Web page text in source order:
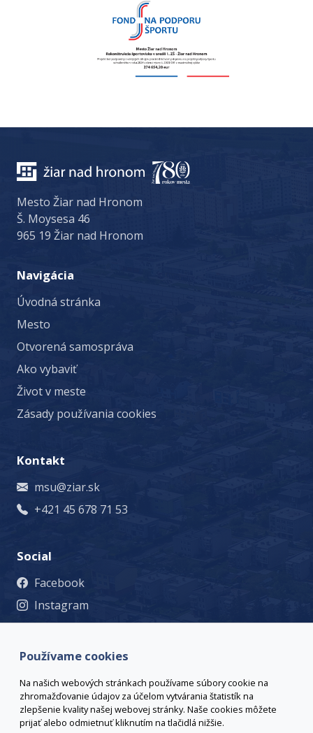
Používame cookies
Na našich webových stránkach používame súbory cookie na
zhromažďovanie údajov za účelom vytvárania štatistík na
zlepšenie kvality našej webovej stránky. Naše cookies môžete
prijať alebo odmietnuť kliknutím na tlačidlá nižšie.
Mesto Žiar nad Hronom
Š. Moysesa 46
965 19 Žiar nad Hronom
Navigácia
Úvodná stránka
Mesto
Otvorená samospráva
Ako vybaviť
Život v meste
Zásady používania cookies
Kontakt
msu@ziar.sk
+421 45 678 71 53
Social
Facebook
Instagram
nad Hronom, +421 45 678 71 53, msu@ziar.sk,
© 2026 Arrabella s.r.o., mayabella s.r.o., Všetky práva
vyhradené.